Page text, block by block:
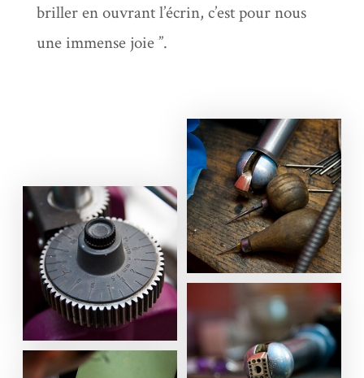
briller en ouvrant l’écrin, c’est pour nous
une immense joie ”.